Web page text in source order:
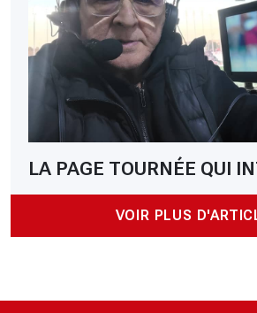
LA PAGE TOURNÉE QUI
VOIR PLUS